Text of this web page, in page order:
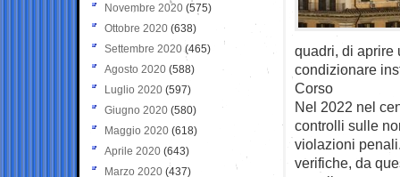
quadri, di aprire
condizionare
Corso
Nel 2022 nel
controlli sulle
violazioni
verifiche, da
Novembre 2020 (575)
Ottobre 2020 (638)
Settembre 2020(465)
Agosto 2020 (588)
Luglio 2020 (597)
Giugno 2020 (580)
Maggio 2020 (618)
Aprile 2020 (643)
Marzo 2020 (437)